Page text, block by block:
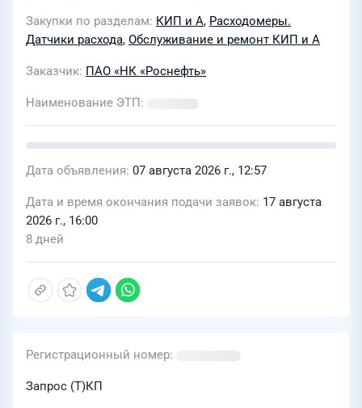
производственных баз, для филиала
2027-2028 г.г
Закупки по разделам КИП и А, Расходомеры.
Датчики расхода, Обслуживание и ремонт КИП и А
Заказчик ПАО «НК «Роснефть»
Наименование ЭТП
Дата объявления 07 августа 2026 г., 12:57
Дата и время окончания подачи заявок 17 августа
2026 г., 16:00
8 дней
Регистрационный номер
Запрос (Т)КП